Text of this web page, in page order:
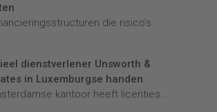
die risico’s
dienstverlener Unsworth &
in Luxemburgse handen
kantoor heeft licenties...